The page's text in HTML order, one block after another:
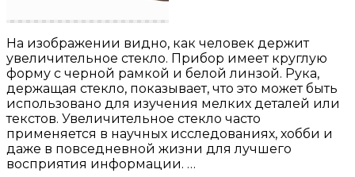
На изображении видно, как человек держит
увеличительное стекло. Прибор имеет круглую
форму с черной рамкой и белой линзой. Рука,
держащая стекло, показывает, что это может быть
использовано для изучения мелких деталей или
текстов. Увеличительное стекло часто
применяется в научных исследованиях, хобби и
даже в повседневной жизни для лучшего
восприятия информации. …